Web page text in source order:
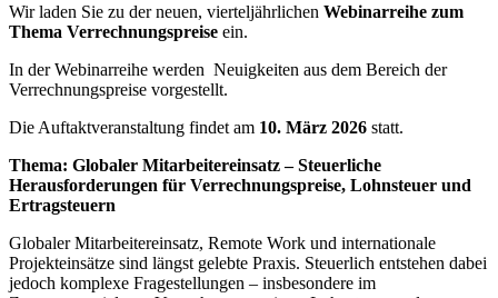
Wir laden Sie zu der neuen, vierteljährlichen Webinarreihe zum
Thema Verrechnungspreise ein.
In der Webinarreihe werden Neuigkeiten aus dem Bereich der
Verrechnungspreise vorgestellt.
Die Auftaktveranstaltung findet am 10. März 2026 statt.
Thema: Globaler Mitarbeitereinsatz – Steuerliche
Herausforderungen für Verrechnungspreise, Lohnsteuer und
Ertragsteuern
Globaler Mitarbeitereinsatz, Remote Work und internationale
Projekteinsätze sind längst gelebte Praxis. Steuerlich entstehen dabei
jedoch komplexe Fragestellungen – insbesondere im